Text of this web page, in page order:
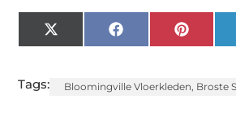
X
(Twitter)
Facebook
Tags: Bloomingville Vloerkleden, Broste